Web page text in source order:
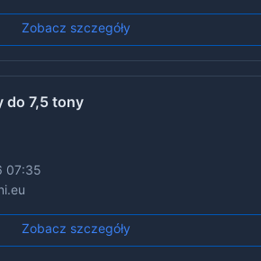
Zobacz szczegóły
do 7,5 tony
07:35
Zobacz szczegóły